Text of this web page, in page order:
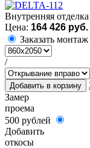
Внутренняя отделка
Цена: 164 426 руб.
Заказать
/
Добавить в корзину
Замер
проема
500 рублей
Добавить
откосы